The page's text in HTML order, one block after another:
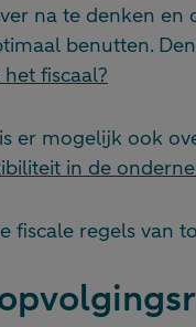
na te denken en
benutten.
fiscaal?
er mogelijk ook
in de
regels van